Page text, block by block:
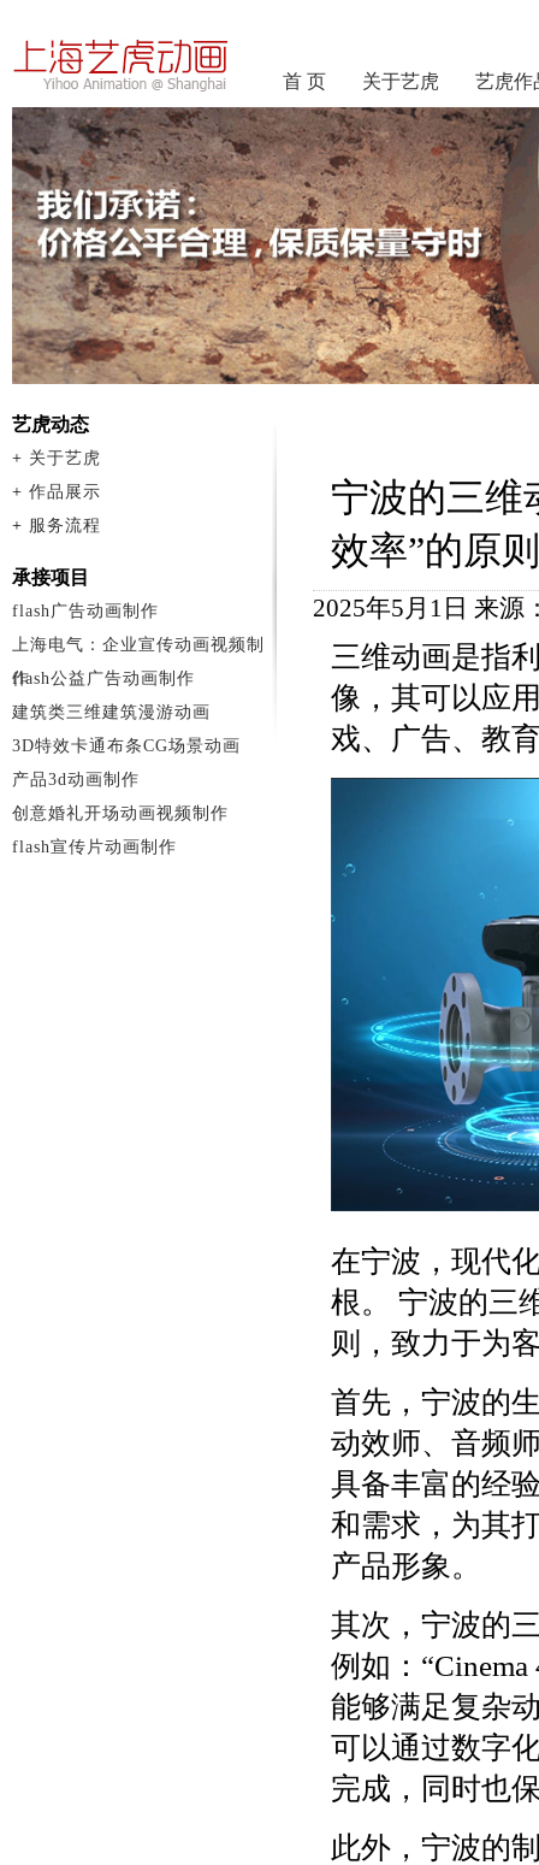
首 页 关于艺虎 艺虎作
宁波的三维
效率”的原则
2025年5月1日 来源
三维动画是指
像，其可以应
戏、广告、教
在宁波，现代
根。 宁波的三
则，致力于为
首先，宁波的
动效师、音频
具备丰富的经
和需求，为其
产品形象。
其次，宁波的
例如：
能够满足复杂
可以通过数字
完成，同时也
此外，宁波的
艺虎动态
+ 关于艺虎
+ 作品展示
+ 服务流程
承接项目
flash广告动画制作
上海电气：企业宣传动画视频制
作
flash公益广告动画制作
建筑类三维建筑漫游动画
3D特效卡通布条CG场景动画
产品3d动画制作
创意婚礼开场动画视频制作
flash宣传片动画制作